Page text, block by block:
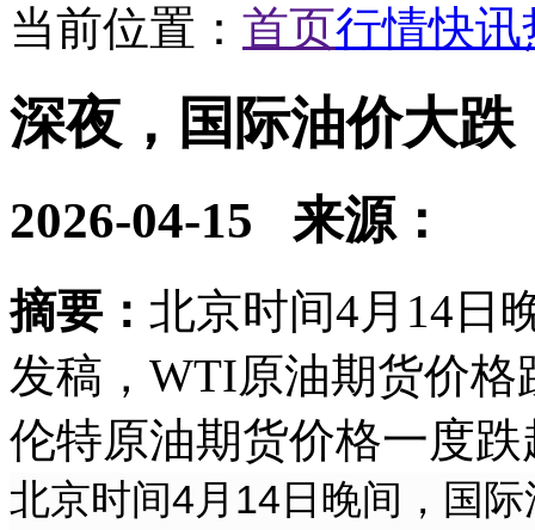
当前位置： 首页行情快讯
深夜，国际油价大跌
2026-04-15 来源：
摘要： 北京时间4月14日
发稿，WTI原油期货价格
伦特原油期货价格一度
北京时间4月14日晚间，国